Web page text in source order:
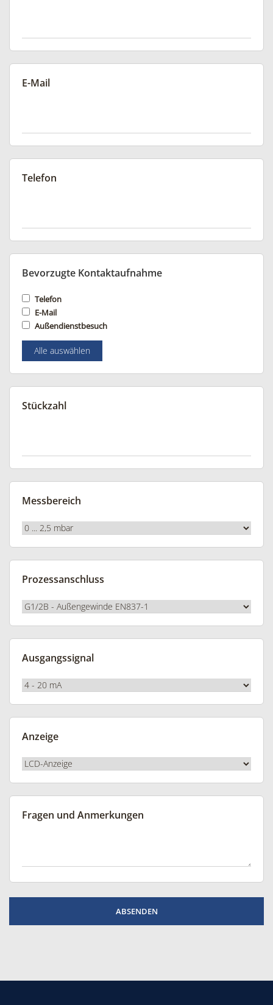
E-Mail
Telefon
Bevorzugte Kontaktaufnahme
Telefon
E-Mail
Außendienstbesuch
Alle auswählen
Stückzahl
Messbereich
Prozessanschluss
Ausgangssignal
Anzeige
Fragen und Anmerkungen